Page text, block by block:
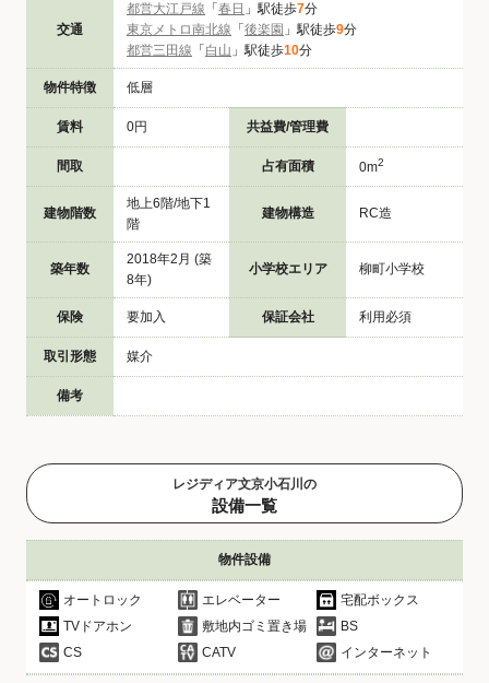
交通
都営大江戸線 「 春日 」駅徒歩7分
東京メトロ南北線 「 後楽園 」駅徒歩9分
都営三田線 「 白山 」駅徒歩10分
物件特徴 低層
賃料 0円 共益費/管理費
間取 占有面積 0m2
建物階数
地上6階/地下1
階
建物構造 RC造
築年数
2018年2月 (築
8年)
小学校エリア 柳町小学校
保険 要加入 保証会社 利用必須
取引形態 媒介
備考
レジディア文京小石川の
設備一覧
物件設備
オートロック エレベーター
宅配ボックス
TVドアホン
敷地内ゴミ置き場
BS
CS
CATV インターネット